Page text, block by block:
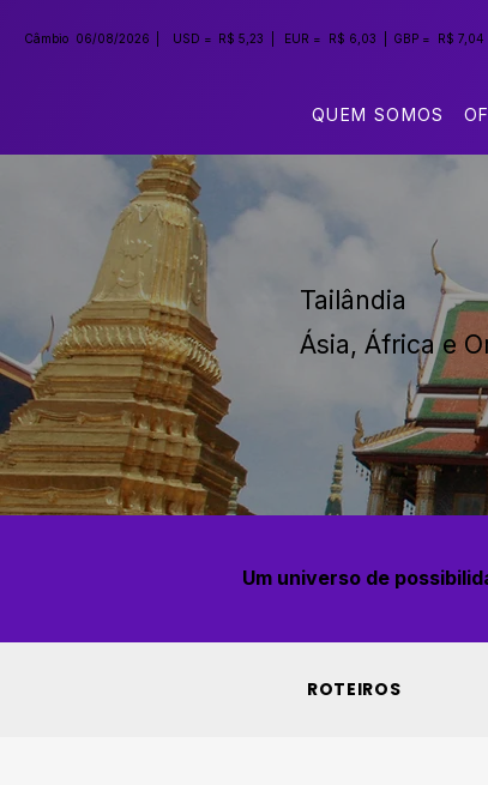
Câmbio 06/08/2026 USD = R$ 5,23 EUR = R$ 6,03 GBP = R$ 7,04
QUEM SOMOS
Tailândia
Ásia, África e
Um universo de
ROTEIROS